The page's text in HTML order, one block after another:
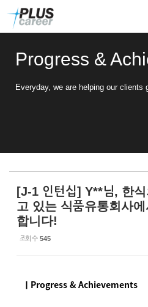
Progress &
Everyday, we are helping our clients
[J-1 인턴십] Y**님, 한
고 있는 식품유통회사
합니다!
조회 수 545
ㅣProgress & Achievements